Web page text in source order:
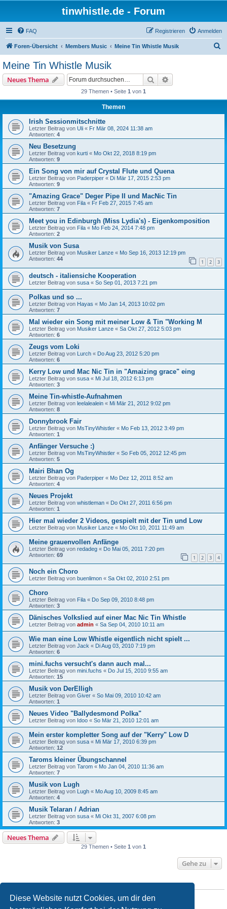
Diese Website nutzt Cookies, um dir den
tinwhistle.de - Forum
FAQ Anmelden
Registrieren
Foren-Übersicht Members Music Meine Tin Whistle Musik
Meine Tin Whistle Musik
Neues Thema Suche
29 Themen • Seite 1 von 1
Themen
Irish Sessionmitschnitte
Letzter Beitrag von Uli « Fr Mär 08, 2024 11:38 am
Antworten: 4
Neu Besetzung
Letzter Beitrag von kurti « Mo Okt 22, 2018 8:19 pm
Antworten: 9
Ein Song von mir auf Crystal Flute und Quena
Letzter Beitrag von Paderpiper « Di Mär 17, 2015 2:53 pm
Antworten: 9
"Amazing Grace" Deger Pipe II und MacNic Tin
Letzter Beitrag von Fila « Fr Feb 27, 2015 7:45 am
Antworten: 7
Meet you in Edinburgh (Miss Lydia's) - Eigenkomposition
Letzter Beitrag von Fila « Mo Feb 24, 2014 7:48 pm
Antworten: 2
Musik von Susa
Letzter Beitrag von Musiker Lanze « Mo Sep 16, 2013 12:19 pm
Antworten: 44 1 2 3
deutsch - italiensiche Kooperation
Letzter Beitrag von susa « So Sep 01, 2013 7:21 pm
Polkas und so ...
Letzter Beitrag von Hayas « Mo Jan 14, 2013 10:02 pm
Antworten: 7
Mal wieder ein Song mit meiner Low & Tin "Working M
Letzter Beitrag von Musiker Lanze « Sa Okt 27, 2012 5:03 pm
Antworten: 6
Zeugs vom Loki
Letzter Beitrag von Lurch « Do Aug 23, 2012 5:20 pm
Antworten: 6
Kerry Low und Mac Nic Tin in "Amaizing grace" eing
Letzter Beitrag von susa « Mi Jul 18, 2012 6:13 pm
Antworten: 3
Meine Tin-whistle-Aufnahmen
Letzter Beitrag von leelalealein « Mi Mär 21, 2012 9:02 pm
Antworten: 8
Donnybrook Fair
Letzter Beitrag von MsTinyWhistler « Mo Feb 13, 2012 3:49 pm
Antworten: 1
Anfänger Versuche :)
Letzter Beitrag von MsTinyWhistler « So Feb 05, 2012 12:45 pm
Antworten: 5
Mairi Bhan Og
Letzter Beitrag von Paderpiper « Mo Dez 12, 2011 8:52 am
Antworten: 4
Neues Projekt
Letzter Beitrag von whistleman « Do Okt 27, 2011 6:56 pm
Antworten: 1
Hier mal wieder 2 Videos, gespielt mit der Tin und Low
Letzter Beitrag von Musiker Lanze « Mo Okt 10, 2011 11:49 am
Meine grauenvollen Anfänge
Letzter Beitrag von redadeg « Do Mai 05, 2011 7:20 pm
Antworten: 69 1 2 3 4
Noch ein Choro
Letzter Beitrag von buenlimon « Sa Okt 02, 2010 2:51 pm
Choro
Letzter Beitrag von Fila « Do Sep 09, 2010 8:48 pm
Antworten: 3
Dänisches Volkslied auf einer Mac Nic Tin Whistle
Letzter Beitrag von admin « Sa Sep 04, 2010 10:11 am
Wie man eine Low Whistle eigentlich nicht spielt ...
Letzter Beitrag von Jack « Di Aug 03, 2010 7:19 pm
Antworten: 6
mini.fuchs versucht's dann auch mal...
Letzter Beitrag von mini.fuchs « Do Jul 15, 2010 9:55 am
Antworten: 15
Musik von DerElligh
Letzter Beitrag von Giver « So Mai 09, 2010 10:42 am
Antworten: 1
Neues Video "Ballydesmond Polka"
Letzter Beitrag von Idoo « So Mär 21, 2010 12:01 am
Mein erster kompletter Song auf der "Kerry" Low D
Letzter Beitrag von susa « Mi Mär 17, 2010 6:39 pm
Antworten: 12
Taroms kleiner Übungschannel
Letzter Beitrag von Tarom « Mo Jan 04, 2010 11:36 am
Antworten: 7
Musik von Lugh
Letzter Beitrag von Lugh « Mo Aug 10, 2009 8:45 am
Antworten: 4
Musik Telaran / Adrian
Letzter Beitrag von susa « Mi Okt 31, 2007 6:08 pm
Antworten: 3
Neues Thema
29 Themen • Seite 1 von 1
Gehe zu
Du darfst
keine neuen Themen in diesem Forum erstellen.
Du darfstkeine Antworten zu Themen in diesem Forum erstellen.